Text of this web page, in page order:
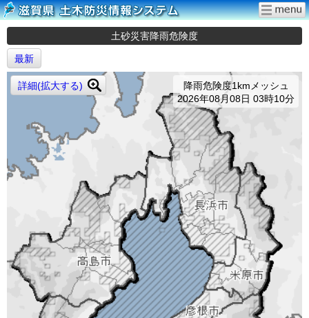
土砂災害降雨危険度
最新
詳細(拡大する)
降雨危険度1kmメッシュ
2026年08月08日 03時10分